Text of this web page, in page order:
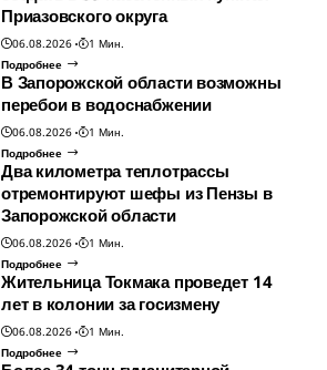
Приазовского округа
06.08.2026
1 Мин.
Подробнее
В Запорожской области возможны
перебои в водоснабжении
06.08.2026
1 Мин.
Подробнее
Два километра теплотрассы
отремонтируют шефы из Пензы в
Запорожской области
06.08.2026
1 Мин.
Подробнее
Жительница Токмака проведет 14
лет в колонии за госизмену
06.08.2026
1 Мин.
Подробнее